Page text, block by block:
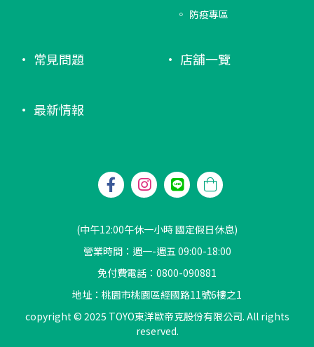
防疫專區
常見問題 店舖一覽
最新情報
(中午12:00午休一小時 國定假日休息)
營業時間：週一-週五 09:00-18:00
免付費電話：0800-090881
地址：桃園市桃園區經國路11號6樓之1
copyright © 2025 TOYO東洋歐帝克股份有限公司. All rights
reserved.